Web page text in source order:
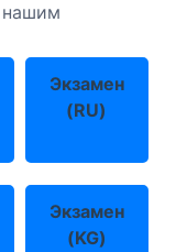
нашим
Экзамен
(RU)
Экзамен
(KG)